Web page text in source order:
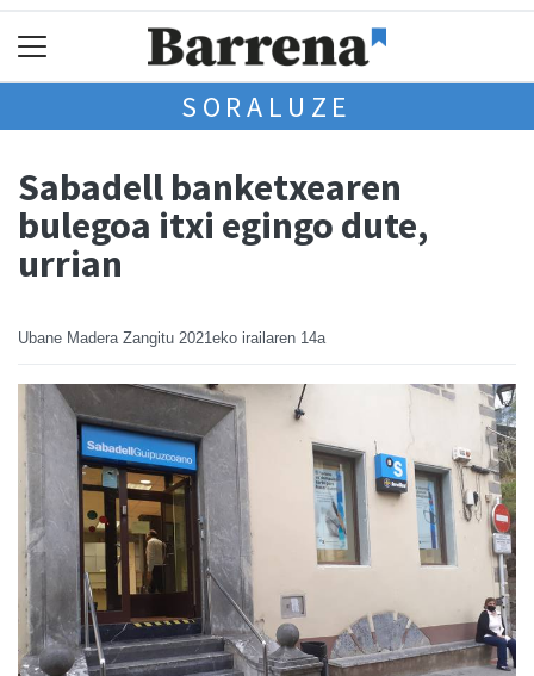
SORALUZE
Sabadell banketxearen
bulegoa itxi egingo dute,
urrian
Ubane Madera Zangitu 2021eko irailaren 14a